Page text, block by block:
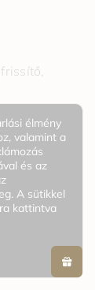
élmény
valamint a
és az
A sütikkel
kattintva